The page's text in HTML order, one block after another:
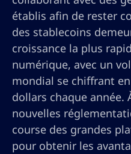
établis afin de rester
des stablecoins
croissance la plus
numérique, avec un
mondial se chiffrant
dollars chaque année.
nouvelles
course des grandes
pour obtenir les